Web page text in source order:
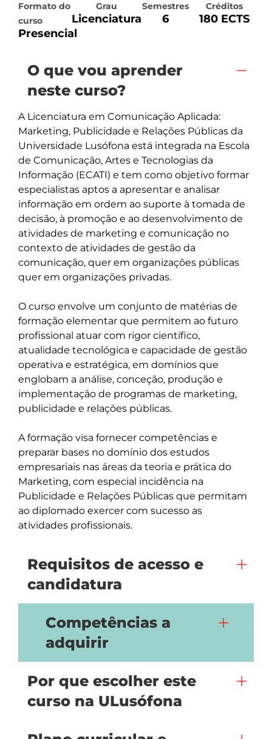
Formato do
curso
Presencial
Grau
Licenciatura
Semestres
6
Créditos
180 ECTS
O que vou aprender
neste curso?
A Licenciatura em Comunicação Aplicada:
Marketing, Publicidade e Relações Públicas da
Universidade Lusófona está integrada na Escola
de Comunicação, Artes e Tecnologias da
Informação (ECATI) e tem como objetivo formar
especialistas aptos a apresentar e analisar
informação em ordem ao suporte à tomada de
decisão, à promoção e ao desenvolvimento de
atividades de marketing e comunicação no
contexto de atividades de gestão da
comunicação, quer em organizações públicas
quer em organizações privadas.
O curso envolve um conjunto de matérias de
formação elementar que permitem ao futuro
profissional atuar com rigor científico,
atualidade tecnológica e capacidade de gestão
operativa e estratégica, em domínios que
englobam a análise, conceção, produção e
implementação de programas de marketing,
publicidade e relações públicas.
A formação visa fornecer competências e
preparar bases no domínio dos estudos
empresariais nas áreas da teoria e prática do
Marketing, com especial incidência na
Publicidade e Relações Públicas que permitam
ao diplomado exercer com sucesso as
atividades profissionais.
Requisitos de acesso e
candidatura
Competências a
adquirir
Por que escolher este
curso na ULusófona